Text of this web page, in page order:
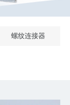
螺纹连接器